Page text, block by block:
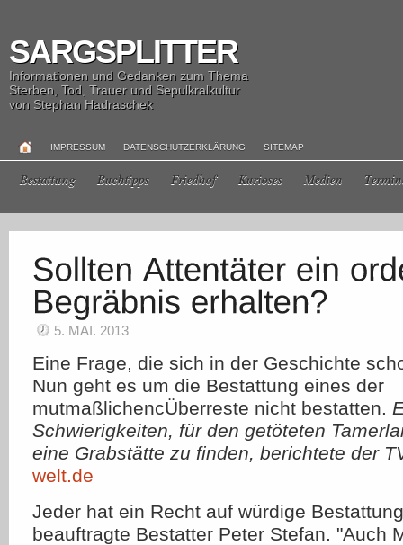
SARGSPLITTER
Informationen und Gedanken zum Thema
Sterben, Tod, Trauer und Sepulkralkultur
von Stephan Hadraschek
IMPRESSUM DATENSCHUTZERKLÄRUNG SITEMAP
Bestattung Buchtipps Friedhof Kurioses Medien
5. MAI. 2013
Eine Frage, die sich in der Geschichte
Nun geht es um die Bestattung eines der
mutmaßlichencÜberreste nicht bestatten.
Schwierigkeiten, für den getöteten
eine Grabstätte zu finden, berichtete der
welt.de
Jeder hat ein Recht auf würdige
beauftragte Bestatter Peter Stefan. "Auch